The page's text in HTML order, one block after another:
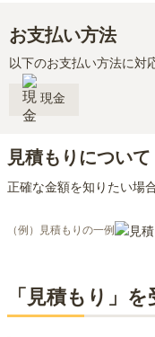
お支払い方法
以下のお支払い方法に対
現金
見積もりについて
正確な金額を知りたい場
（例）見積もりの一例
「見積もり」